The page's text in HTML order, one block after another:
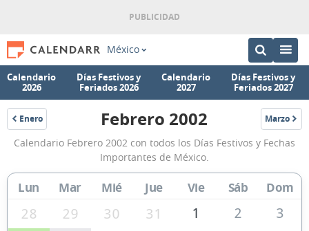
México
Calendario
2026
Días Festivos y
Feriados 2026
Calendario
2027
Días Festivos y
Feriados 2027
Enero
2002
Calendario
Febrero
2002
de
México
Febrero 2002 Marzo
2002
Calendario Febrero 2002 con todos los Días Festivos y Fechas
Importantes de México.
Lun Mar Mié Jue Vie Sáb Dom
28 29 30 31 1 2
3